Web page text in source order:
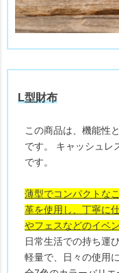
L型財布
この商品は、機能性
です。 キャッシュレ
です。
薄型でコンパクトな
革を使用し、丁寧に
やフェスなどのイベ
日常生活での持ち運
軽量で、日々の使用